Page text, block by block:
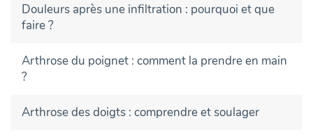
Douleurs après une infiltration : pourquoi et que
faire ?
Arthrose du poignet : comment la prendre en main
?
Arthrose des doigts : comprendre et soulager